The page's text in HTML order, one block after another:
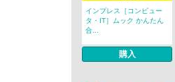
インプレス［コンピュー
タ・IT］ムック かんたん
合...
購入